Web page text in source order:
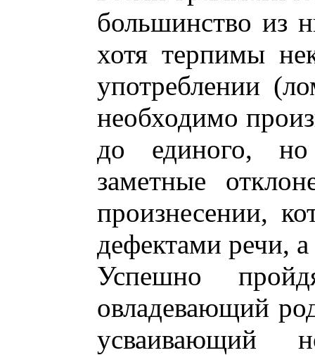
большинство из
хотя терпимы
употреблении
необходимо
до единого, но
заметные
произнесении,
дефектами речи,
Успешно
овладевающий
усваивающий